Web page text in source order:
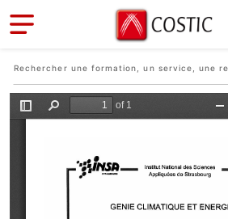
Aller au contenu principal